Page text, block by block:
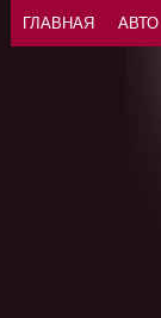
ГЛАВНАЯ АВТО